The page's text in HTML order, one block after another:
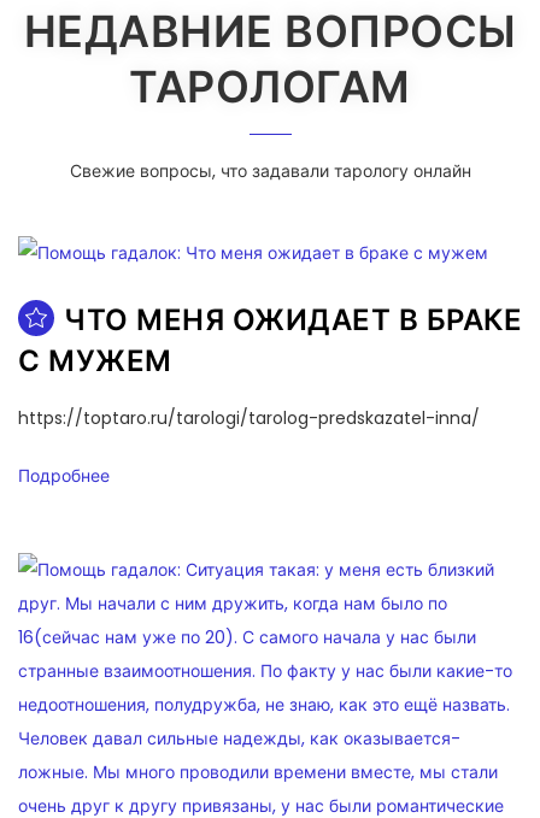
НЕДАВНИЕ ВОПРОСЫ
ТАРОЛОГАМ
Свежие вопросы, что задавали тарологу онлайн
ЧТО МЕНЯ ОЖИДАЕТ В БРАКЕ
С МУЖЕМ
https://toptaro.ru/tarologi/tarolog-predskazatel-inna/
Подробнее